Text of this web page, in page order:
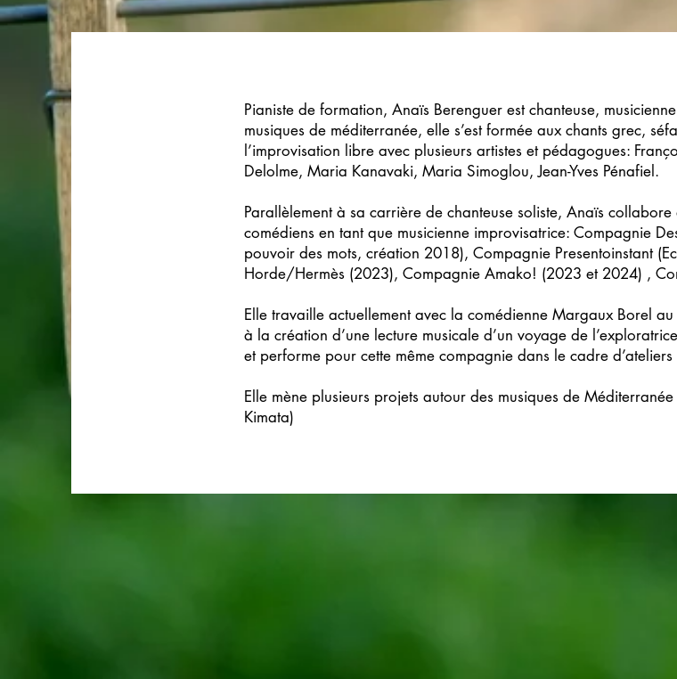
Pianiste de formation, Anaïs Berenguer est chanteuse,
musiques de méditerranée, elle s’est formée aux chants grec,
l’improvisation libre avec plusieurs artistes et pédagogues:
Delolme, Maria Kanavaki, Maria Simoglou, Jean-Yves Pénafiel.
Parallèlement à sa carrière de chanteuse soliste, Anaïs
comédiens en tant que musicienne improvisatrice: Compagnie
pouvoir des mots, création 2018), Compagnie Presentoinstant
Horde/Hermès (2023), Compagnie Amako! (2023 et 2024) ,
Elle travaille actuellement avec la comédienne Margaux Borel
à la création d’une lecture musicale d’un voyage de
et performe pour cette même compagnie dans le cadre d’ateliers
Elle mène plusieurs projets autour des musiques de
Kimata)